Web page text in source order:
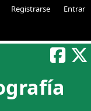
Registrarse Entrar